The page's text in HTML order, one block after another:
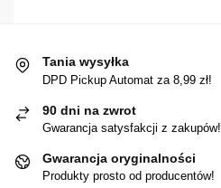
Tania wysyłka
DPD Pickup Automat za 8,99 zł!
90 dni na zwrot
Gwarancja satysfakcji z zakupów!
Gwarancja oryginalności
Produkty prosto od producentów!